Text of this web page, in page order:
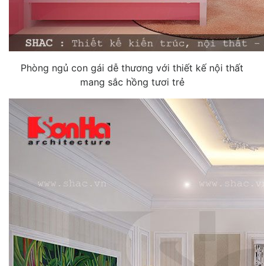
Phòng ngủ con gái dễ thương với thiết kế nội thất
mang sắc hồng tươi trẻ